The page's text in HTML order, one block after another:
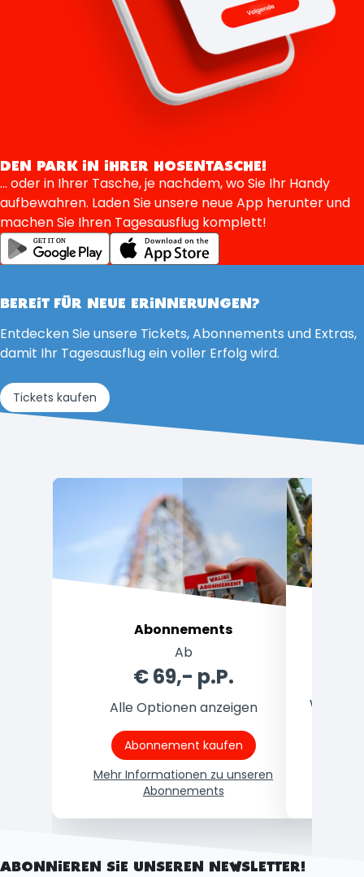
DEN PARK IN IHRER HOSENTASCHE!
... oder in Ihrer Tasche, je nachdem, wo Sie Ihr Handy
aufbewahren. Laden Sie unsere neue App herunter und
machen Sie Ihren Tagesausflug komplett!
BEREIT FÜR NEUE ERINNERUNGEN?
Entdecken Sie unsere Tickets, Abonnements und Extras,
damit Ihr Tagesausflug ein voller Erfolg wird.
Tickets kaufen
Abonnements
Ab
€ 69,- p.P.
Alle Optionen anzeigen
Abonnement kaufen
Mehr Informationen zu unseren
Abonnements
ABONNIEREN SIE UNSEREN NEWSLETTER!